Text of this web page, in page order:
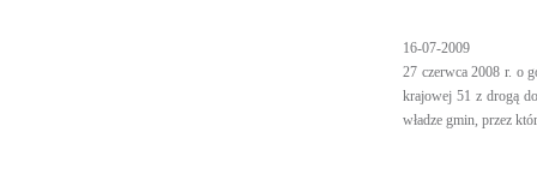
16-07-2009
27 czerwca 2008 r. o
krajowej 51 z drogą
władze gmin, przez